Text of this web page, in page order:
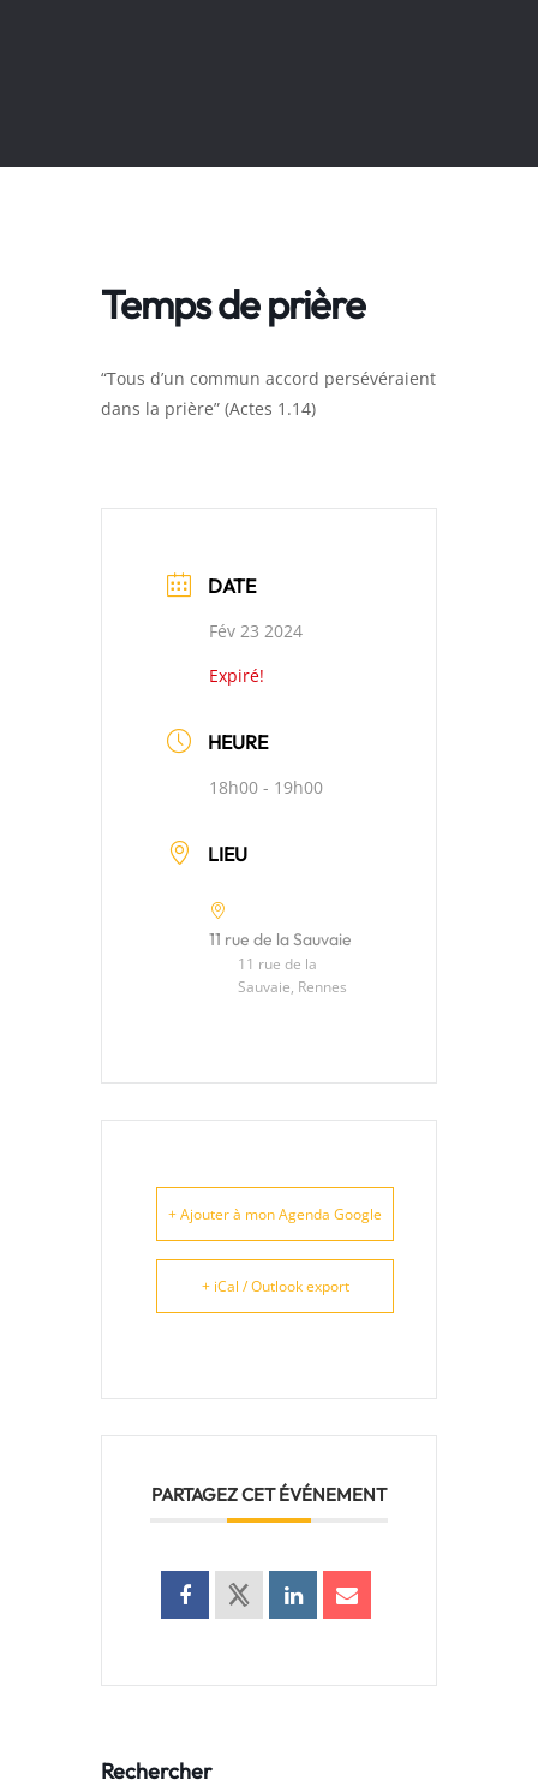
Temps de prière
“Tous d’un commun accord persévéraient
dans la prière” (Actes 1.14)
DATE
Fév 23 2024
Expiré!
HEURE
18h00 - 19h00
LIEU
11 rue de la Sauvaie
11 rue de la
Sauvaie, Rennes
+ Ajouter à mon Agenda Google
+ iCal / Outlook export
PARTAGEZ CET ÉVÉNEMENT
Rechercher